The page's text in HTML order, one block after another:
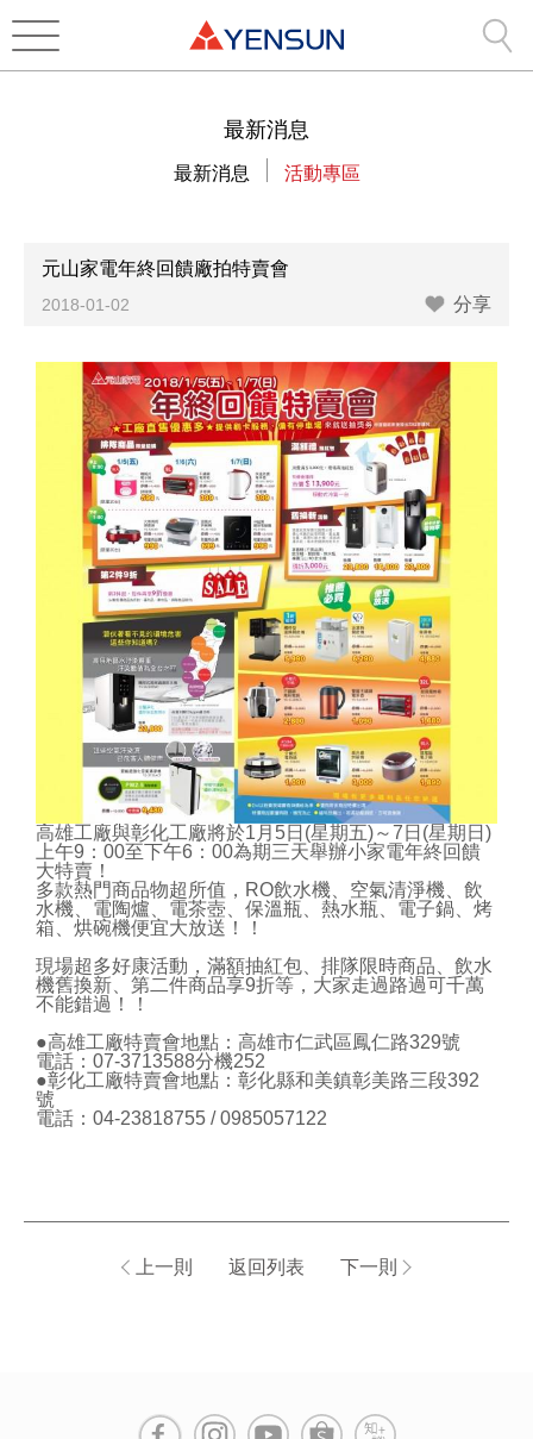
最新消息
最新消息 活動專區
元山家電年終回饋廠拍特賣會
2018-01-02 分享
高雄工廠與彰化工廠將於1月5日(星期五)～7日(星期日)
上午9：00至下午6：00為期三天舉辦小家電年終回饋
大特賣！
多款熱門商品物超所值，RO飲水機、空氣清淨機、飲
水機、電陶爐、電茶壺、保溫瓶、熱水瓶、電子鍋、烤
箱、烘碗機便宜大放送！！
現場超多好康活動，滿額抽紅包、排隊限時商品、飲水
機舊換新、第二件商品享9折等，大家走過路過可千萬
不能錯過！！
●高雄工廠特賣會地點：高雄市仁武區鳳仁路329號
電話：07-3713588分機252
●彰化工廠特賣會地點：彰化縣和美鎮彰美路三段392
電話：04-23818755 / 0985057122
上一則 返回列表 下一則
最新消息